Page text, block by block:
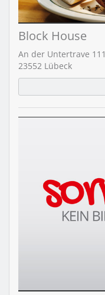
Block House
An der Untertrave 111
23552 Lübeck